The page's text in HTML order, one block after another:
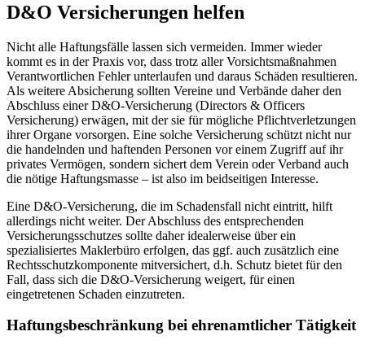
D&O Versicherungen helfen
Nicht alle Haftungsfälle lassen sich vermeiden. Immer wieder
kommt es in der Praxis vor, dass trotz aller Vorsichtsmaßnahmen
Verantwortlichen Fehler unterlaufen und daraus Schäden resultieren.
Als weitere Absicherung sollten Vereine und Verbände daher den
Abschluss einer D&O-Versicherung (Directors & Officers
Versicherung) erwägen, mit der sie für mögliche Pflichtverletzungen
ihrer Organe vorsorgen. Eine solche Versicherung schützt nicht nur
die handelnden und haftenden Personen vor einem Zugriff auf ihr
privates Vermögen, sondern sichert dem Verein oder Verband auch
die nötige Haftungsmasse – ist also im beidseitigen Interesse.
Eine D&O-Versicherung, die im Schadensfall nicht eintritt, hilft
allerdings nicht weiter. Der Abschluss des entsprechenden
Versicherungsschutzes sollte daher idealerweise über ein
spezialisiertes Maklerbüro erfolgen, das ggf. auch zusätzlich eine
Rechtsschutzkomponente mitversichert, d.h. Schutz bietet für den
Fall, dass sich die D&O-Versicherung weigert, für einen
eingetretenen Schaden einzutreten.
Haftungsbeschränkung bei ehrenamtlicher Tätigkeit